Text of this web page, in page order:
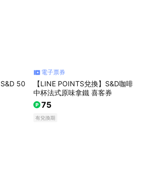
50
電子票券
【LINE POINTS兌換】S&D咖啡
中杯法式原味拿鐵 喜客券
75
有兌換期